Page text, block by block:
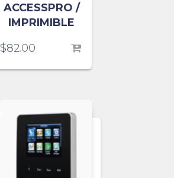
ACCESSPRO /
IMPRIMIBLE
$82.00